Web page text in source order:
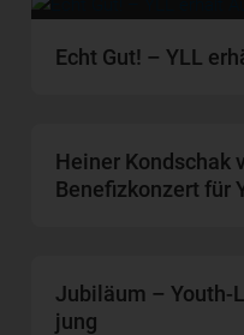
Echt Gut! – YLL
Heiner Kondschak
Benefizkonzert für
Jubiläum – Youth-
jung